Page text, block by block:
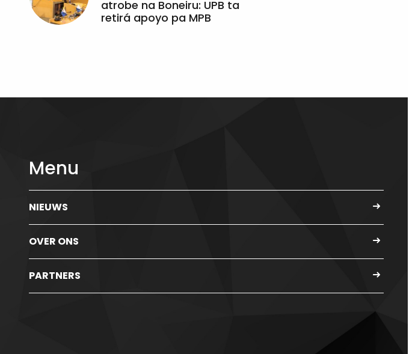
atrobe na Boneiru: UPB ta
retirá apoyo pa MPB
Menu
NIEUWS
OVER ONS
PARTNERS